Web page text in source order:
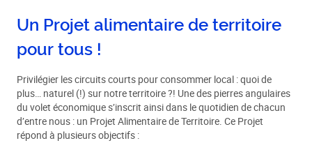
Un Projet alimentaire de territoire
pour tous !
Privilégier les circuits courts pour consommer local : quoi de
plus… naturel (!) sur notre territoire ?! Une des pierres angulaires
du volet économique s’inscrit ainsi dans le quotidien de chacun
d’entre nous : un Projet Alimentaire de Territoire. Ce Projet
répond à plusieurs objectifs :